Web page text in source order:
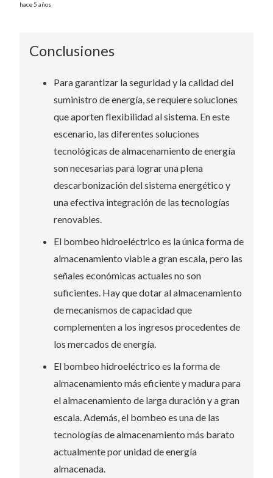
hace 5 años
Conclusiones
Para garantizar la seguridad y la calidad del
suministro de energía, se requiere soluciones
que aporten flexibilidad al sistema. En este
escenario, las diferentes soluciones
tecnológicas de almacenamiento de energía
son necesarias para lograr una plena
descarbonización del sistema energético y
una efectiva integración de las tecnologías
renovables.
El bombeo hidroeléctrico es la única forma de
almacenamiento viable a gran escala, pero las
señales económicas actuales no son
suficientes. Hay que dotar al almacenamiento
de mecanismos de capacidad que
complementen a los ingresos procedentes de
los mercados de energía.
El bombeo hidroeléctrico es la forma de
almacenamiento más eficiente y madura para
el almacenamiento de larga duración y a gran
escala. Además, el bombeo es una de las
tecnologías de almacenamiento más barato
actualmente por unidad de energía
almacenada.